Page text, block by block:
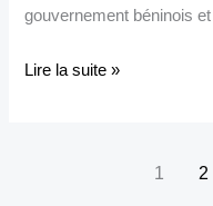
gouvernement béninois
Lire la suite »
1 2